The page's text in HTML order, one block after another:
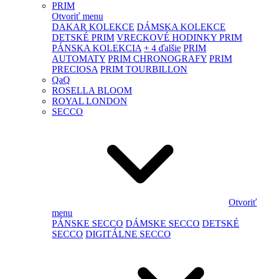
PRIM
Otvoriť menu
DAKAR KOLEKCE DÁMSKA KOLEKCE
DETSKÉ PRIM VRECKOVÉ HODINKY PRIM
PÁNSKA KOLEKCIA + 4 ďalšie PRIM
AUTOMATY PRIM CHRONOGRAFY PRIM
PRECIOSA PRIM TOURBILLON
QaQ
ROSELLA BLOOM
ROYAL LONDON
SECCO
Otvoriť
menu
PÁNSKE SECCO DÁMSKE SECCO DETSKÉ
SECCO DIGITÁLNE SECCO